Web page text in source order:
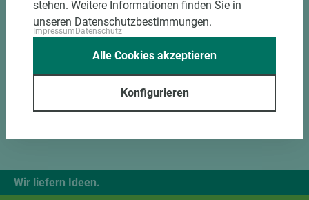
60
6
Wir liefern Ideen.
stehen. Weitere Informationen finden Sie in
unseren Datenschutzbestimmungen.
ImpressumDatenschutz
Konfigurieren
Alle Cookies akzeptieren